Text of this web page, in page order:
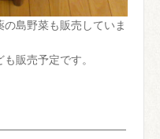
島野菜も販売していま
販売予定です。